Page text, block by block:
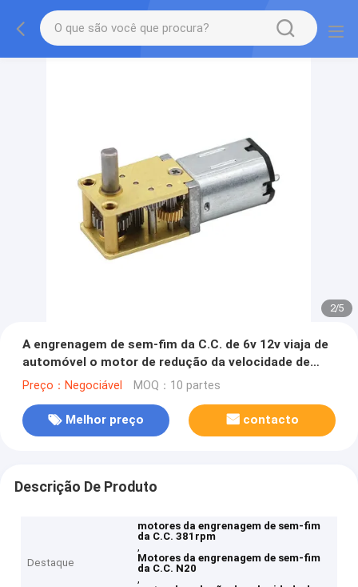
2/5
A engrenagem de sem-fim da C.C. de 6v 12v viaja de
automóvel o motor de redução da velocidade de
381rpm n20
Preço：Negociável MOQ：10 partes
Melhor preço contacto
Descrição De Produto
Destaque
motores da engrenagem de sem-fim
da C.C. 381rpm
,
Motores da engrenagem de sem-fim
da C.C. N20
,